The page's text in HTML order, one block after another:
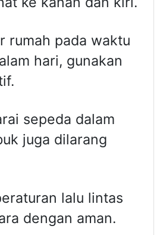
rumah pada waktu
hari, gunakan
sepeda dalam
juga dilarang
lalu lintas
dengan aman.